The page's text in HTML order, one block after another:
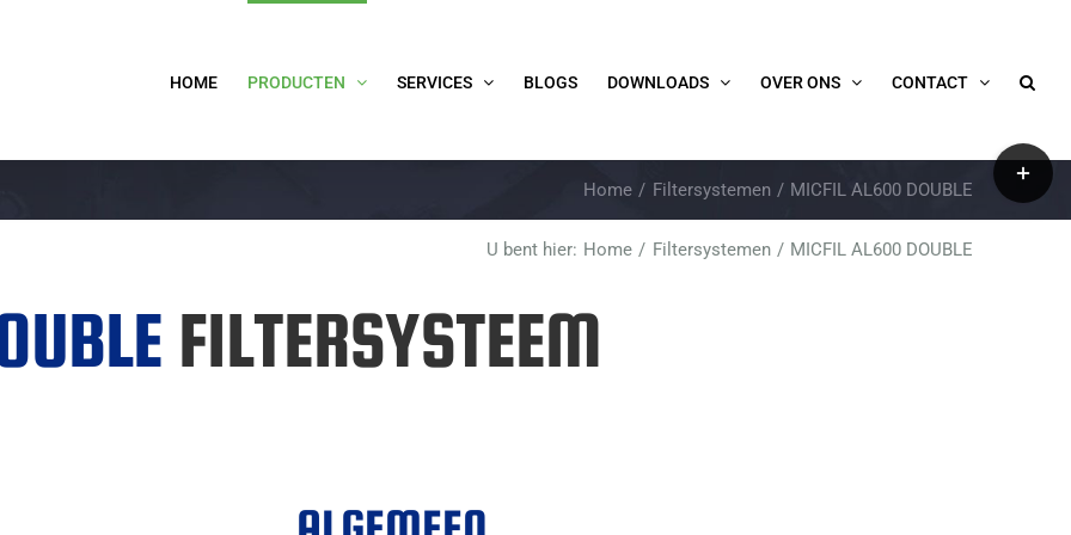
HOME PRODUCTEN SERVICES BLOGS DOWNLOADS OVER ONS CONTACT
Home Filtersystemen MICFIL AL600 DOUBLE
U bent hier: Home Filtersystemen MICFIL AL600 DOUBLE
FILTERSYSTEEM
Toggle
Sliding